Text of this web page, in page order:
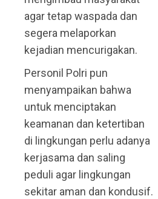
agar tetap waspada dan
segera melaporkan
kejadian mencurigakan.
Personil Polri pun
menyampaikan bahwa
untuk menciptakan
keamanan dan ketertiban
di lingkungan perlu adanya
kerjasama dan saling
peduli agar lingkungan
sekitar aman dan kondusif.